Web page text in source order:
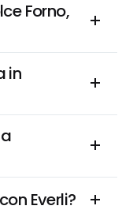
Forno,
in
Everli?